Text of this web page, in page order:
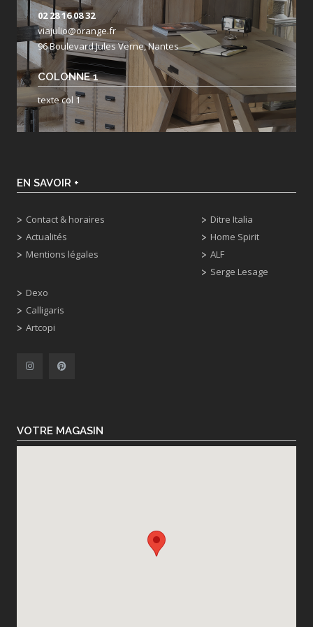
02 28 16 08 32
viajulio@orange.fr
96 Boulevard Jules Verne, Nantes
COLONNE 1
texte col 1
EN SAVOIR +
Contact & horaires
Actualités
Mentions légales
Dexo
Calligaris
Artcopi
Ditre Italia
Home Spirit
ALF
Serge Lesage
VOTRE MAGASIN